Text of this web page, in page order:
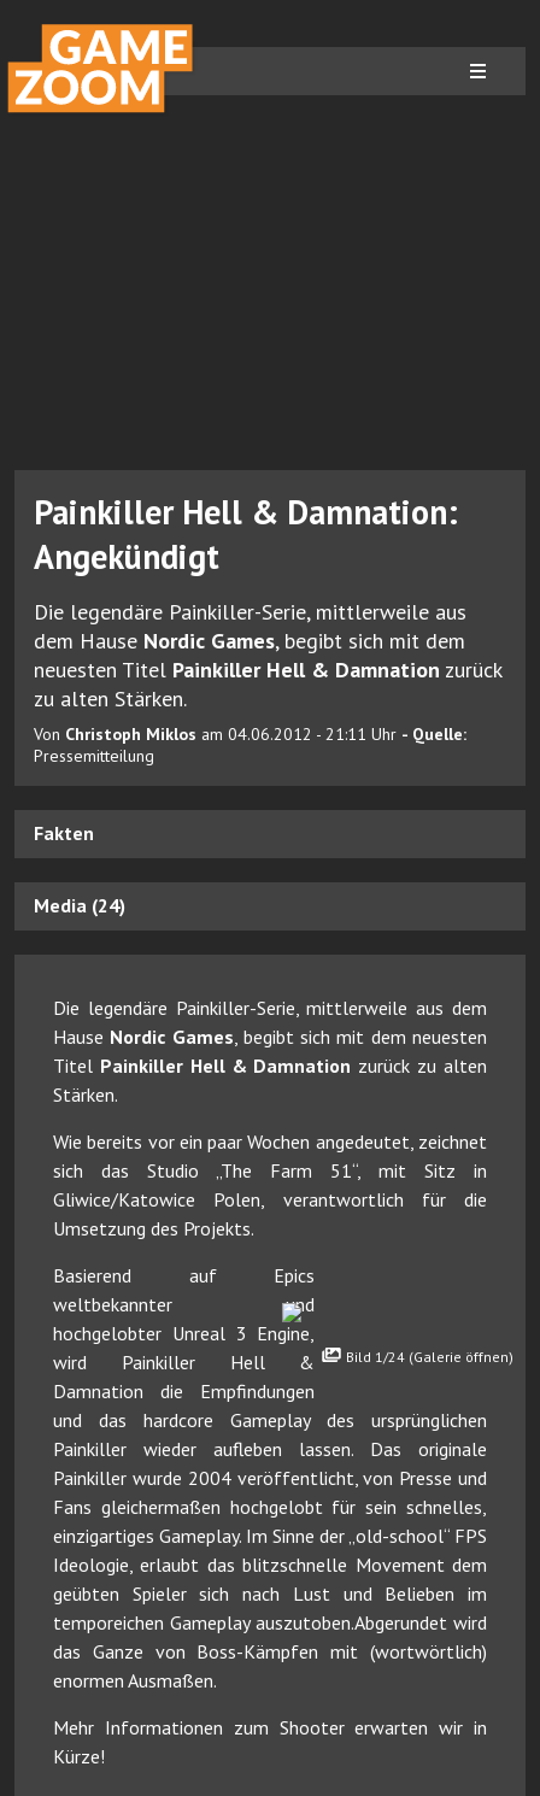
Painkiller Hell & Damnation:
Angekündigt
Die legendäre Painkiller-Serie, mittlerweile aus
dem Hause Nordic Games, begibt sich mit dem
neuesten Titel Painkiller Hell & Damnation zurück
zu alten Stärken.
Von Christoph Miklos am 04.06.2012 - 21:11 Uhr - Quelle:
Pressemitteilung
Fakten
Media (24)
Die legendäre Painkiller-Serie, mittlerweile aus dem
Hause Nordic Games , begibt sich mit dem neuesten
Titel Painkiller Hell & Damnation zurück zu alten
Stärken.
Wie bereits vor ein paar Wochen angedeutet, zeichnet
sich das Studio „The Farm 51“, mit Sitz in
Gliwice/Katowice Polen, verantwortlich für die
Umsetzung des Projekts.
Bild 1/24 (Galerie öffnen)
Basierend auf Epics
weltbekannter und
hochgelobter Unreal 3 Engine,
wird Painkiller Hell &
Damnation die Empfindungen
und das hardcore Gameplay des ursprünglichen
Painkiller wieder aufleben lassen. Das originale
Painkiller wurde 2004 veröffentlicht, von Presse und
Fans gleichermaßen hochgelobt für sein schnelles,
einzigartiges Gameplay. Im Sinne der „old-school“ FPS
Ideologie, erlaubt das blitzschnelle Movement dem
geübten Spieler sich nach Lust und Belieben im
temporeichen Gameplay auszutoben.Abgerundet wird
das Ganze von Boss-Kämpfen mit (wortwörtlich)
enormen Ausmaßen.
Mehr Informationen zum Shooter erwarten wir in
Kürze!